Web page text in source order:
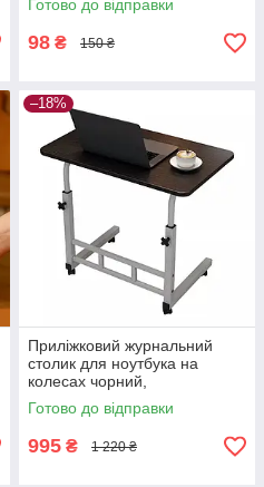
Готово до відправки
98 ₴ 150 ₴
–18%
Приліжковий журнальний
столик для ноутбука на
колесах чорний,
регульований 60–90 см,
80×40 см
Готово до відправки
995 ₴ 1 220 ₴